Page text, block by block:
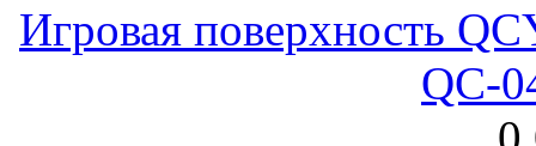
Игровая поверхность
QC-